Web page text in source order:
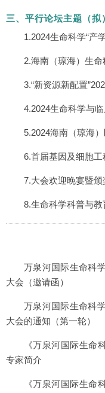
三、平行论坛主题（拟
1.2024生命科学“产
2.海南（琼海）生
3.“新资源新配置
4.2024生命科学与
5.2024海南（琼海
6.首届基因及细胞
7.大会欢迎晚宴暨颁
8.生命科学科普与教
万泉河国际生命科
大会（邀请函）
万泉河国际生命科
大会的通知（第一轮）
《万泉河国际生命
专家简介
《万泉河国际生命